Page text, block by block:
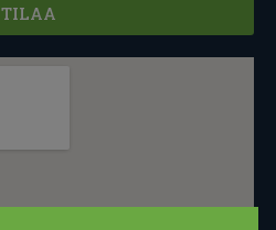
TILAA